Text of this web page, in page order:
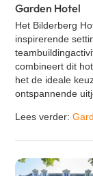
Garden Hotel
Het Bilderberg
inspirerende
combineert dit
het de ideale
ontspannende
Lees verder: